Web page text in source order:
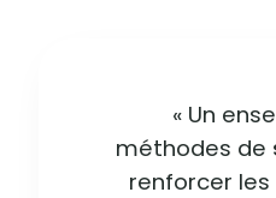
« Un
méthodes de
renforcer les